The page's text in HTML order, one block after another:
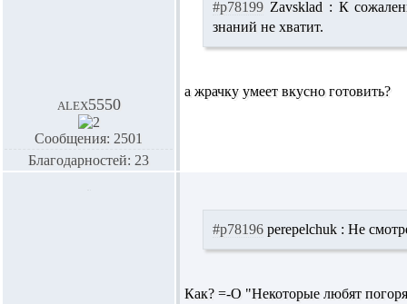
alex5550
Сообщения: 2501
Благодарностей: 23
#p78199 Zavsklad : К
знаний не хватит.
а жрачку умеет вкусно готовить?
#p78196 perepelchuk : Не
Как? =-O "Некоторые любят